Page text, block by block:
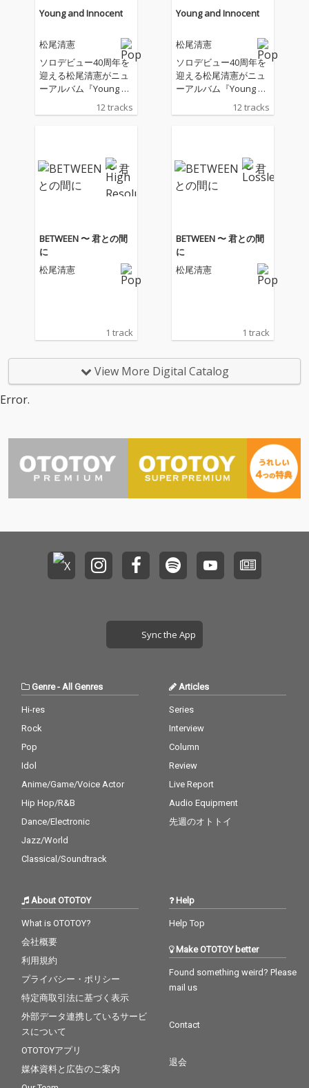
Young and Innocent
松尾清憲
ソロデビュー40周年を
迎える松尾清憲がニュ
ーアルバム『Young an
d Innocent』を、6月5
日にリリース!待望の新
本を代表するポップス
職人同士がタッグを組
んだ、ポップでエキサ
ィールド”を感じさせ
る、まさに2024年のマ
スターピース。
12 tracks
Young and Innocent
松尾清憲
ソロデビュー40周年を
迎える松尾清憲がニュ
ーアルバム『Young an
d Innocent』を、6月5
日にリリース!待望の新
本を代表するポップス
職人同士がタッグを組
んだ、ポップでエキサ
ィールド”を感じさせ
る、まさに2024年のマ
スターピース。
12 tracks
BETWEEN 〜 君との間
に
松尾清憲
1 track
BETWEEN 〜 君との間
に
松尾清憲
1 track
View More Digital Catalog
Error.
Sync the App
Genre- All Genres
Hi-res
Rock
Pop
Idol
Anime/Game/Voice Actor
Hip Hop/R&B
Dance/Electronic
Jazz/World
Classical/Soundtrack
Articles
Series
Interview
Column
Review
Live Report
Audio Equipment
先週のオトトイ
About OTOTOY
What is OTOTOY?
会社概要
利用規約
プライバシー・ポリシー
特定商取引法に基づく表示
外部データ連携しているサービ
スについて
OTOTOYアプリ
媒体資料と広告のご案内
Help
Help Top
Make OTOTOY better
Found something weird? Please
mail us
Contact
退会